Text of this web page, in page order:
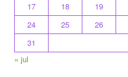
17
18 19
24
25 26
31
« jul